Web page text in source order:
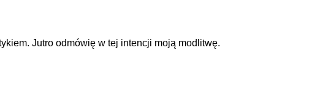
Jutro odmówię w tej intencji moją modlitwę.